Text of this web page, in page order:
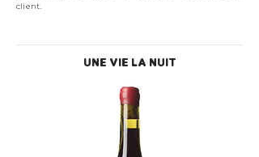
client.
UNE VIE LA NUIT